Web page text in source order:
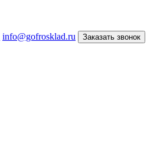
info@gofrosklad.ru Заказать звонок